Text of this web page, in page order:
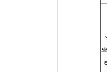
%20 مبلغ